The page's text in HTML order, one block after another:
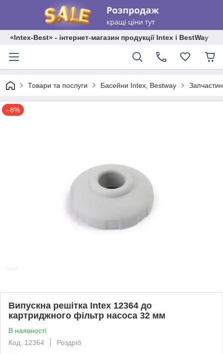
«Intex-Best» - інтернет-магазин продукції Intex і BestWay
Товари та послуги Басейни Intex, Bestway
–8%
Випускна решітка Intex 12364 до
картриджного фільтр насоса 32 мм
В наявності
Код: 12364
Роздріб